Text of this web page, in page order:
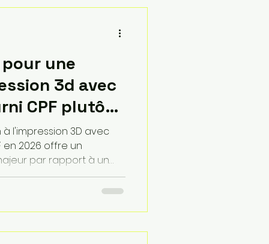
une
3d avec
CPF plutôt
?
l'impression 3D avec
en 2026 offre un
par rapport à un
totale de la
théorique et la mise
la formule avec